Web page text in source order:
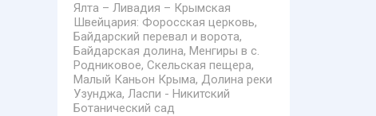
Ялта – Ливадия – Крымская
Швейцария: Форосская церковь,
Байдарский перевал и ворота,
Байдарская долина, Менгиры в с.
Родниковое, Скельская пещера,
Малый Каньон Крыма, Долина реки
Узунджа, Ласпи - Никитский
Ботанический сад